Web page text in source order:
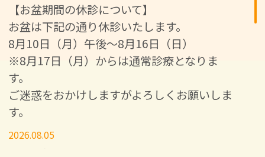
【お盆期間の休診について】
お盆は下記の通り休診いたします。
8月10日（月）午後～8月16日（日）
※8月17日（月）からは通常診療となりま
す。
ご迷惑をおかけしますがよろしくお願いしま
す。
2026.08.05